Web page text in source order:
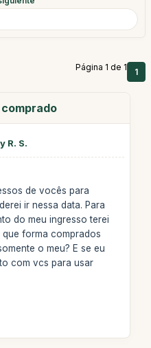
Página 1 de 1 1
R. S.
de vocês para
ir nessa data. Para
do meu ingresso terei
forma comprados
o meu? E se eu
com vcs para usar